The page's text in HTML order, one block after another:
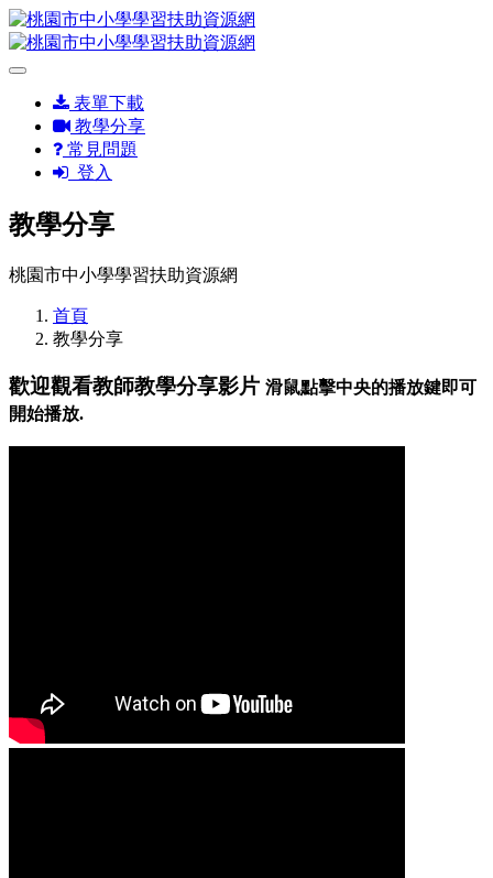
表單下載
教學分享
常見問題
登入
教學分享
桃園市中小學學習扶助資源網
首頁
教學分享
歡迎觀看教師教學分享影片 滑鼠點擊中央的播放鍵即可
開始播放.